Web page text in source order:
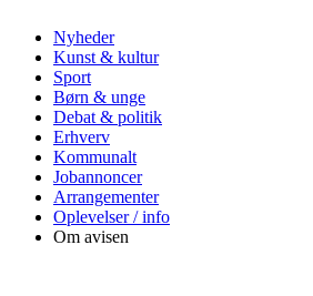
Nyheder
Kunst & kultur
Sport
Børn & unge
Debat & politik
Erhverv
Kommunalt
Jobannoncer
Arrangementer
Oplevelser / info
Om avisen